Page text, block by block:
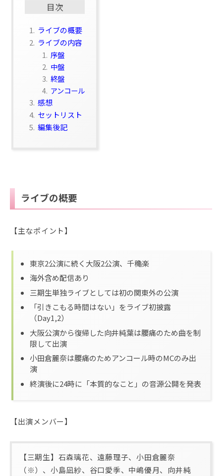
目次
1. ライブの概要
2. ライブの内容
1. 序盤
2. 中盤
3. 終盤
4. アンコール
3. 感想
4. セットリスト
5. 編集後記
ライブの概要
【主なポイント】
東京2公演に続く大阪2公演、千穐楽
海外含め配信あり
三期生単独ライブとしては初の関東外の公演
「引きこもる時間はない」をライブ初披露
（Day1,2）
大阪公演から復帰した向井純葉は腰痛のため曲を制
限して出演
小田倉麗奈は腰痛のためアンコール時のMCのみ出
演
終演後に24時に「本質的なこと」の音源公開を発表
【出演メンバー】
【三期生】石森璃花、遠藤理子、小田倉麗奈
（※）、小島凪紗、谷口愛季、中嶋優月、向井純